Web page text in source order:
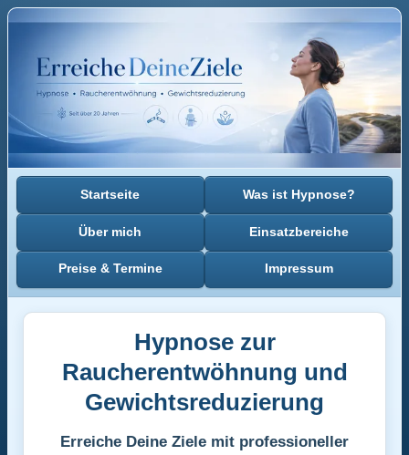
Startseite Was ist Hypnose?
Über mich Einsatzbereiche
Preise & Termine Impressum
Hypnose zur
Raucherentwöhnung und
Gewichtsreduzierung
Erreiche Deine Ziele mit professioneller